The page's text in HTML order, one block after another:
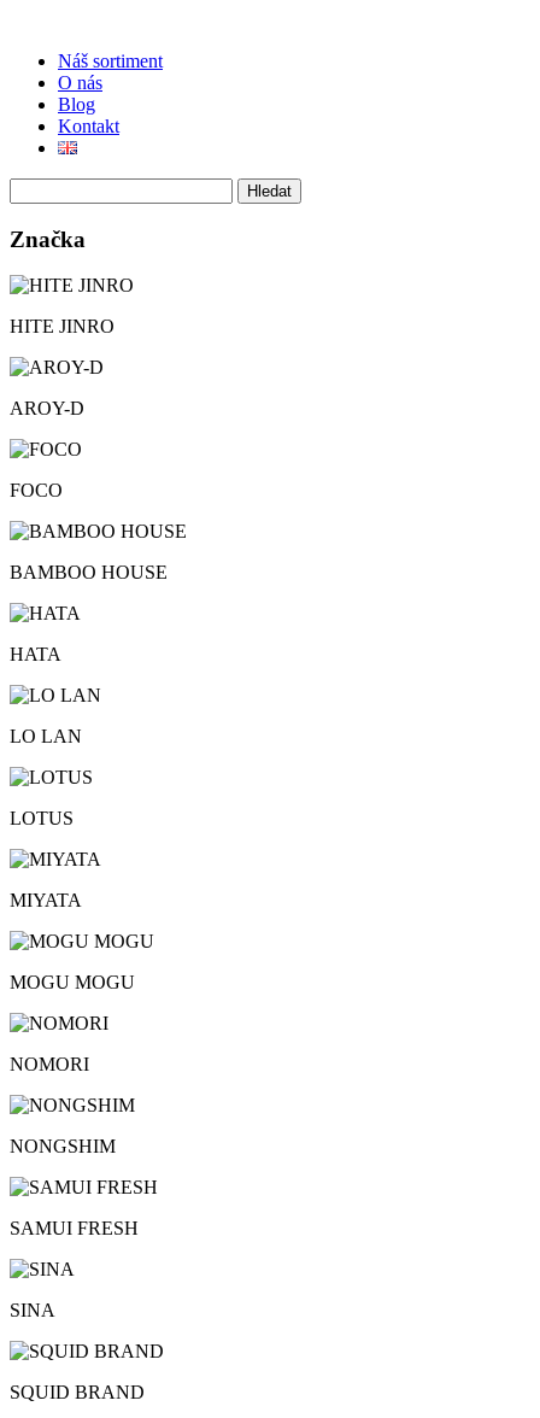
Náš sortiment
O nás
Blog
Kontakt
Značka
HITE JINRO
AROY-D
FOCO
BAMBOO HOUSE
HATA
LO LAN
LOTUS
MIYATA
MOGU MOGU
NOMORI
NONGSHIM
SAMUI FRESH
SINA
SQUID BRAND